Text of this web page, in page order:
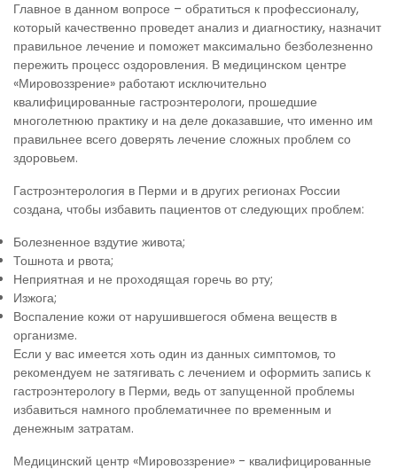
Главное в данном вопросе – обратиться к профессионалу,
который качественно проведет анализ и диагностику, назначит
правильное лечение и поможет максимально безболезненно
пережить процесс оздоровления. В медицинском центре
«Мировоззрение» работают исключительно
квалифицированные гастроэнтерологи, прошедшие
многолетнюю практику и на деле доказавшие, что именно им
правильнее всего доверять лечение сложных проблем со
здоровьем.
Гастроэнтерология в Перми и в других регионах России
создана, чтобы избавить пациентов от следующих проблем:
Болезненное вздутие живота;
Тошнота и рвота;
Неприятная и не проходящая горечь во рту;
Изжога;
Воспаление кожи от нарушившегося обмена веществ в
организме.
Если у вас имеется хоть один из данных симптомов, то
рекомендуем не затягивать с лечением и оформить запись к
гастроэнтерологу в Перми, ведь от запущенной проблемы
избавиться намного проблематичнее по временным и
денежным затратам.
Медицинский центр «Мировоззрение» - квалифицированные